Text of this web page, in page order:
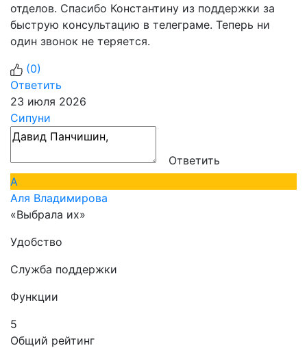
отделов. Спасибо Константину из поддержки за
быструю консультацию в телеграме. Теперь ни
один звонок не теряется.
(0)
Ответить
23 июля 2026
Сипуни
Ответить
А
Аля Владимирова
«Выбрала их»
Удобство
Служба поддержки
Функции
5
Общий рейтинг